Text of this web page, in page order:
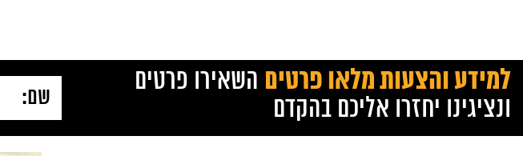
למידע והצעות מלאו פרטים השאירו פרטים
ונציגינו יחזרו אליכם בהקדם